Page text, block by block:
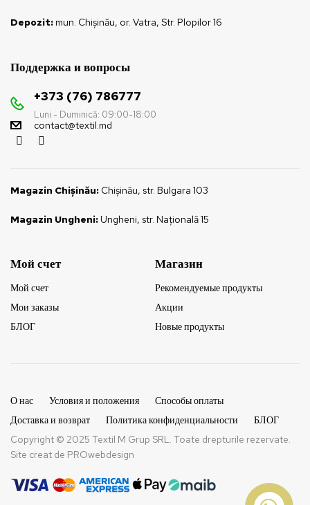
Depozit:mun. Chișinău, or. Vatra, Str. Plopilor 16
Поддержка и вопросы
+373 (76) 786777
Luni - Duminică: 09:00-18:00
contact@textil.md
Magazin Chișinău: Chișinău, str. Bulgara 103
Magazin Ungheni:Ungheni, str. Națională 15
Мой счет
Мой счет
Мои заказы
БЛОГ
Магазин
Рекомендуемые продукты
Акции
Новые продукты
О нас Условия и положения
Способы оплаты
Доставка и возврат
Политика конфиденциальности
БЛОГ
Copyright © 2025 Textil M Grup SRL. Toate drepturile rezervate.
Site creat de PROwebdesign